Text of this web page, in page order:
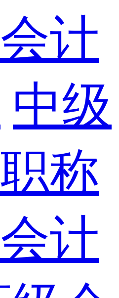
计
中级
称
计